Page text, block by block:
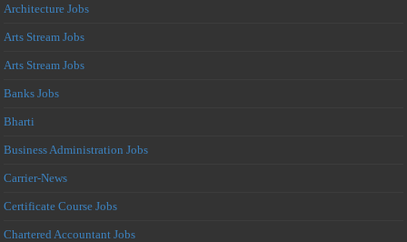
Architecture Jobs
Arts Stream Jobs
Arts Stream Jobs
Banks Jobs
Bharti
Business Administration Jobs
Carrier-News
Certificate Course Jobs
Chartered Accountant Jobs